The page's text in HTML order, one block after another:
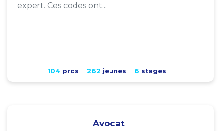
expert. Ces codes ont...
104pros 262 jeunes 6 stages
Avocat